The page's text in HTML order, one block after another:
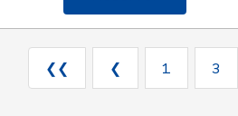
❮❮ ❮ 1 3